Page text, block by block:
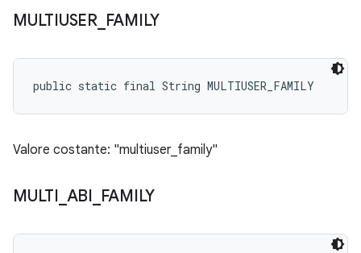
MULTIUSER_ FAMILY
public static final String MULTIUSER_FAMILY
Valore costante: "multiuser_family"
MULTI ABI FAMILY